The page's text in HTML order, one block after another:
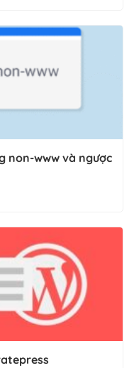
non-www và ngược